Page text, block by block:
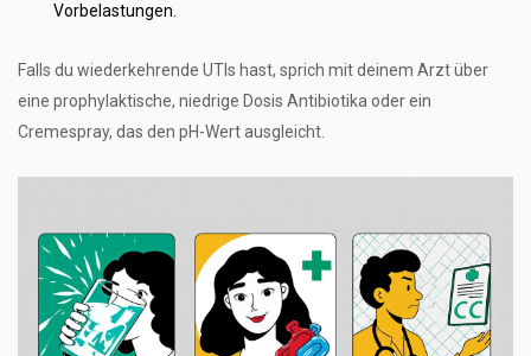
Vorbelastungen.
Falls du wiederkehrende UTIs hast, sprich mit deinem Arzt über
eine prophylaktische, niedrige Dosis Antibiotika oder ein
Cremespray, das den pH-Wert ausgleicht.